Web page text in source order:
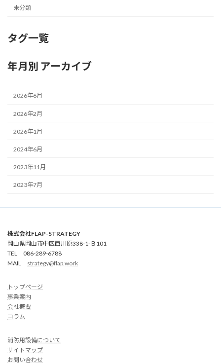
未分類
タグ一覧
年月別 アーカイブ
2026年6月
2026年2月
2026年1月
2024年6月
2023年11月
2023年7月
株式会社FLAP-STRATEGY
岡山県岡山市中区西川原338-1-Ｂ101
TEL 086-289-6788
MAIL strategy@flap.work
トップページ
事業案内
会社概要
コラム
消防用設備について
サイトマップ
お問い合わせ